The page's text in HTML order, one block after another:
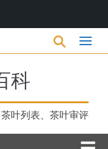
科
叶列表、茶叶审评